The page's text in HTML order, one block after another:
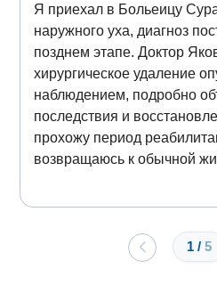
Я приехал в Больеицу
наружного уха, диагноз
позднем этапе. Доктор
хирургическое удаление
наблюдением, подробно
последствия и
прохожу период
возвращаюсь к обычной
1 / 5